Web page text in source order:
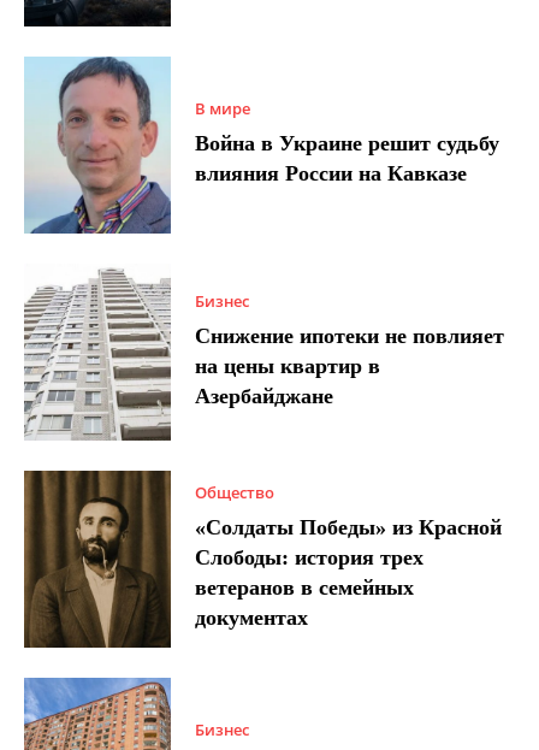
В мире
Война в Украине решит судьбу
влияния России на Кавказе
Бизнес
Снижение ипотеки не повлияет
на цены квартир в
Азербайджане
Общество
«Солдаты Победы» из Красной
Слободы: история трех
ветеранов в семейных
документах
Бизнес